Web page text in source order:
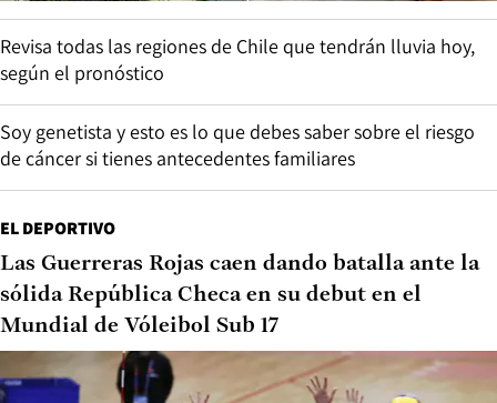
Revisa todas las regiones de Chile que tendrán lluvia hoy,
según el pronóstico
Soy genetista y esto es lo que debes saber sobre el riesgo
de cáncer si tienes antecedentes familiares
EL DEPORTIVO
Las Guerreras Rojas caen dando batalla ante la
sólida República Checa en su debut en el
Mundial de Vóleibol Sub 17